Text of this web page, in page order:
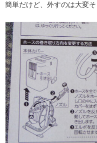
簡単だけど、外すのは大変そ